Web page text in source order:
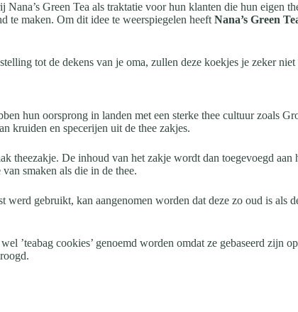
Green Tea als traktatie voor hun klanten die hun eigen
te maken. Om dit idee te weerspiegelen heeft Nana’s Green
tot de dekens van je oma, zullen deze koekjes je zeker
hun oorsprong in landen met een sterke thee cultuur zoals
kruiden en specerijen uit de thee zakjes.
theezakje. De inhoud van het zakje wordt dan toegevoegd
smaken als die in de thee.
gebruikt, kan aangenomen worden dat deze zo oud is als
’teabag cookies’ genoemd worden omdat ze gebaseerd zijn